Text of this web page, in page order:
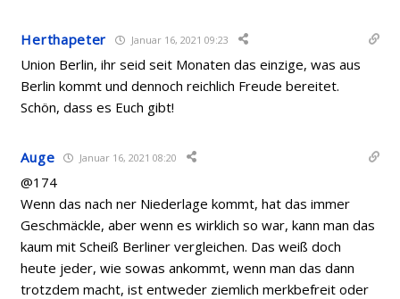
Herthapeter Januar 16, 2021 09:23
Union Berlin, ihr seid seit Monaten das einzige, was aus
Berlin kommt und dennoch reichlich Freude bereitet.
Schön, dass es Euch gibt!
Auge Januar 16, 2021 08:20
@174
Wenn das nach ner Niederlage kommt, hat das immer
Geschmäckle, aber wenn es wirklich so war, kann man das
kaum mit Scheiß Berliner vergleichen. Das weiß doch
heute jeder, wie sowas ankommt, wenn man das dann
trotzdem macht, ist entweder ziemlich merkbefreit oder